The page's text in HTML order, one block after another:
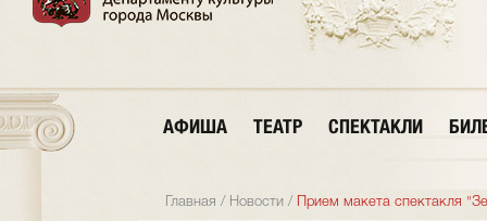
АФИША ТЕАТР СПЕКТАКЛИ
Главная / Новости / Прием макета спектакля